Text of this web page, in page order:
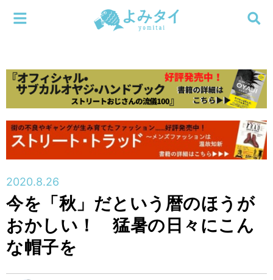
新着
連載
新刊
特集
編集部
検索する
メニューを閉じる
2020.8.26
今を「秋」だという暦のほうが
おかしい！ 猛暑の日々にこん
な帽子を